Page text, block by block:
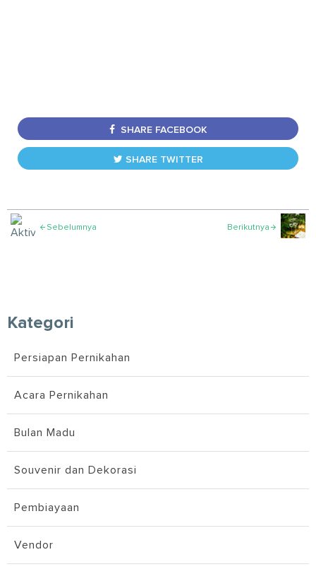
SHARE FACEBOOK
SHARE TWITTER
Sebelumnya Berikutnya
Kategori
Persiapan Pernikahan
Acara Pernikahan
Bulan Madu
Souvenir dan Dekorasi
Pembiayaan
Vendor